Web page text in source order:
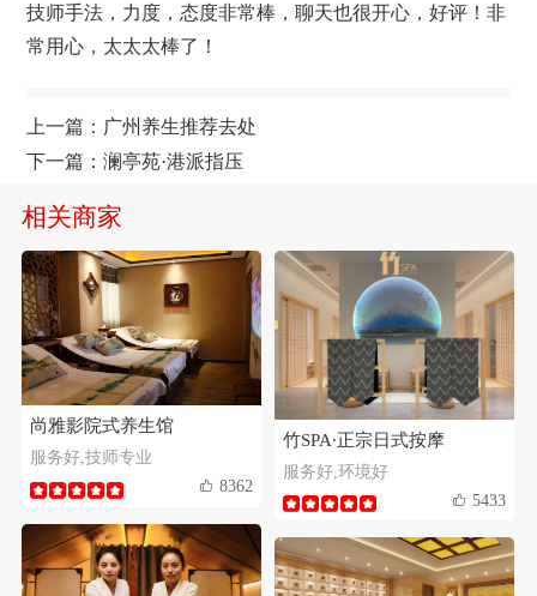
技师手法，力度，态度非常棒，聊天也很开心，好评！非
常用心，太太太棒了！
上一篇： 广州养生推荐去处
下一篇：澜亭苑·港派指压
相关商家
尚雅影院式养生馆
服务好,技师专业
8362
竹SPA∙正宗日式按摩
服务好,环境好
5433